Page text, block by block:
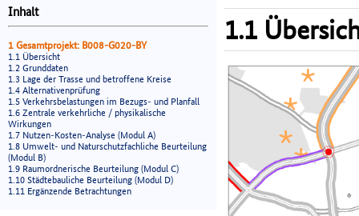
Inhalt
1 Gesamtprojekt: B008-G020-BY
1.1 Übersicht
1.2 Grunddaten
1.3 Lage der Trasse und betroffene Kreise
1.4 Alternativenprüfung
1.5 Verkehrsbelastungen im Bezugs- und Planfall
1.6 Zentrale verkehrliche / physikalische
Wirkungen
1.7 Nutzen-Kosten-Analyse (Modul A)
1.8 Umwelt- und Naturschutzfachliche Beurteilung
(Modul B)
1.9 Raumordnerische Beurteilung (Modul C)
1.10 Städtebauliche Beurteilung (Modul D)
1.11 Ergänzende Betrachtungen
1.1